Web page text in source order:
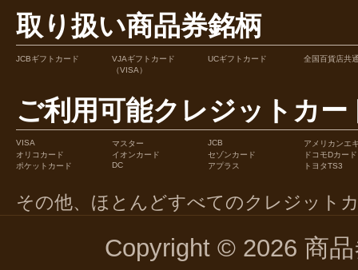
取り扱い商品券銘柄
JCBギフトカード
VJAギフトカード
（VISA）
UCギフトカード 全国百貨店共
ご利用可能クレジットカー
VISA マスター JCB
アメリカンエ
オリコカード
イオンカード セゾンカード
ドコモDカード
ポケットカード
DC アプラス トヨタTS3
その他、ほとんどすべてのクレジット
Copyright © 2026 商